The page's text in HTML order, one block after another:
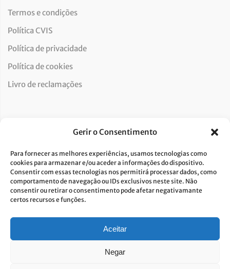
Gerir o Consentimento
Para fornecer as melhores experiências, usamos tecnologias como
cookies para armazenar e/ou aceder a informações do dispositivo.
Consentir com essas tecnologias nos permitirá processar dados, como
comportamento de navegação ou IDs exclusivos neste site. Não
consentir ou retirar o consentimento pode afetar negativamante
certos recursos e funções.
Aceitar
Negar
Termos e condições
Política CVIS
Política de privacidade
Política de cookies
Livro de reclamações
Dou consentimento ao tratamento de dados e aceito a
política de privacidade.*
A Costa Verde está comprometida com a implementação do RGPD. Para
Cliqueaquie conheça a nossa Política de Privacidade.